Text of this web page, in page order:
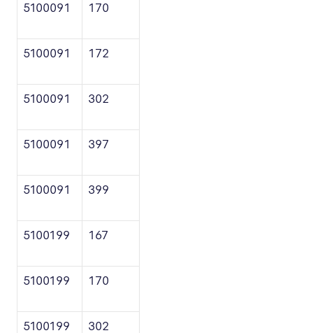
5100091 170
5100091 172
5100091 302
5100091 397
5100091 399
5100199 167
5100199 170
5100199 302